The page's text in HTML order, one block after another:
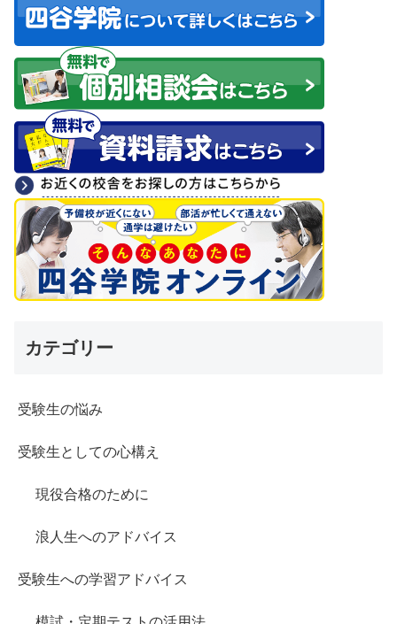
カテゴリー
受験生の悩み
受験生としての心構え
現役合格のために
浪人生へのアドバイス
受験生への学習アドバイス